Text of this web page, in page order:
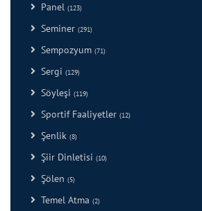
Panel (123)
Seminer (291)
Sempozyum (71)
Sergi (129)
Söyleşi (119)
Sportif Faaliyetler (12)
Şenlik (8)
Şiir Dinletisi (10)
Şölen (5)
Temel Atma (2)